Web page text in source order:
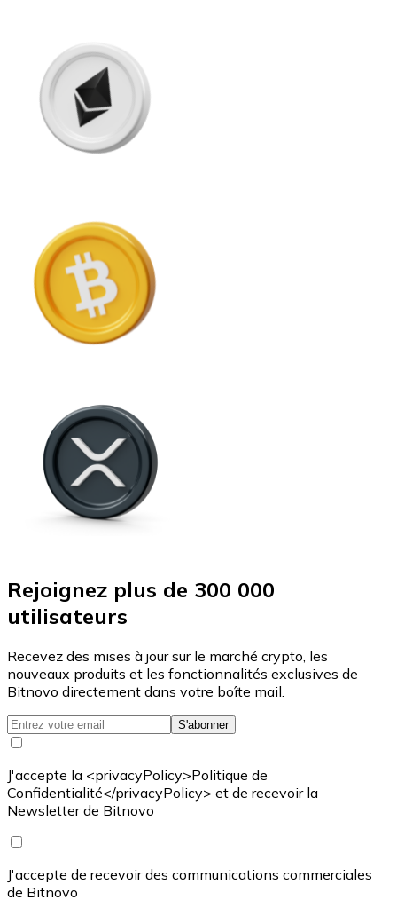
Rejoignez plus de 300 000
utilisateurs
Recevez des mises à jour sur le marché crypto, les
nouveaux produits et les fonctionnalités exclusives de
Bitnovo directement dans votre boîte mail.
S'abonner
J'accepte la <privacyPolicy>Politique de
Confidentialité</privacyPolicy> et de recevoir la
Newsletter de Bitnovo
J'accepte de recevoir des communications commerciales
de Bitnovo